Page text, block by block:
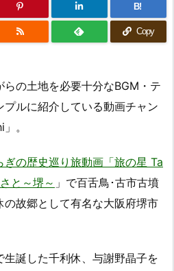
B!
Copy
の土地を必要十分なBGM・テ
プルに紹介している動画チャン
。
ぎの歴史巡り旅動画「旅の星 Ta
と～堺～ 」で百舌鳥･古市古墳
故郷として有名な大阪府堺市
誕した千利休、与謝野晶子を